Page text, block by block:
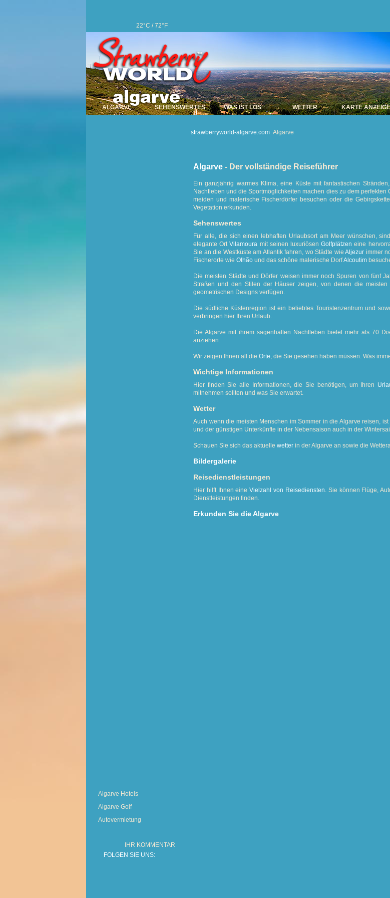
Algarve - Der vollständige Reiseführer
Ein ganzjährig warmes Klima, eine Küste mit fantastischen
Nachtleben und die Sportmöglichkeiten machen dies zu dem
meiden und malerische Fischerdörfer besuchen oder die
Vegetation erkunden.
Sehenswertes
Für alle, die sich einen lebhaften Urlaubsort am Meer wünschen,
elegante OrtVilamoura mit seinen luxuriösenGolfplätzen eine
Sie an die Westküste am Atlantik fahren, wo Städte wieAljezur immer
Fischerorte wie Olhão und das schöne malerische DorfAlcoutim
Die meisten Städte und Dörfer weisen immer noch Spuren von fünf
Straßen und den Stilen der Häuser zeigen, von denen die
geometrischen Designs verfügen.
Die südliche Küstenregion ist ein beliebtes Touristenzentrum und
verbringen hier Ihren Urlaub.
Die Algarve mit ihrem sagenhaften Nachtleben bietet mehr als 70
anziehen.
Wir zeigen Ihnen all die Orte, die Sie gesehen haben müssen. Was
Wichtige Informationen
Hier finden Sie alle Informationen, die Sie benötigen, um Ihren
mitnehmen sollten und was Sie erwartet.
Wetter
Auch wenn die meisten Menschen im Sommer in die Algarve reisen,
und der günstigen Unterkünfte in der Nebensaison auch in der
Schauen Sie sich das aktuelle wetter in der Algarve an sowie die
Bildergalerie
Reisedienstleistungen
Hier hilft Ihnen eineVielzahl von Reisediensten. Sie können Flüge,
Dienstleistungen finden.
Erkunden Sie die Algarve
ALGARVE SEHENSWERTES WAS IST LOS WETTER KARTE
Algarve Hotels
Algarve Golf
Autovermietung
IHR KOMMENTAR
FOLGEN SIE UNS:
strawberryworld-algarve.com Algarve
22°C / 72°F